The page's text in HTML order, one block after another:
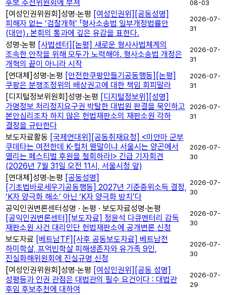
후보 추천위원회에 부쳐
08-03
[여성인권위원회]성명·논평 [여성인권위][공동성명]
피해자 없는 ‘검찰개혁’ 「형사소송법 일부개정법률안
(대안)」 본회의 통과에 깊은 유감을 표한다.
2026-07-
31
성명·논평 [사법센터][논평] 새로운 형사사법체계의
조속한 안착을 위해 모두가 노력해야. 형사소송법 개정은
개혁의 끝이 아니라 시작
2026-07-
31
[연대체]성명·논평 [안전한쿠팡만들기공동행동][논평]
쿠팡은 분쟁조정위의 배상권고에 대한 책임 회피말라
2026-07-
31
[디지털정보위원회]성명·논평 [디지털정보위][성명]
가명정보 처리정지요구권 박탈한 대법원 판결을 묵인하고
본안심리조차 하지 않은 헌법재판소의 재판소원 각하
결정을 규탄한다
2026-07-
31
보도자료활동 [국제연대위][공동취재요청] <미얀마 군부
쿠데타는 여전한데 K-컬처 웬말이냐 서울시는 양곤에서
열리는 페스티벌 후원을 철회하라!> 긴급 기자회견
(2026년 7월 31일 오전 11시, 서울시청 앞)
2026-07-
30
[연대체]성명·논평 [공동성명]
[기초법바로세우기공동행동] 2027년 기준중위소득 결정,
‘K자 양극화 해소’ 아닌 ‘K자 양극화 방치’다
2026-07-
30
공익인권변론센터성명 · 논평 · 보도자료성명·논평
[공익인권변론센터][보도자료] 정윤석 다큐멘터리 감독
재판소원 사건 대리인단 헌법재판소에 공개변론 신청
2026-07-
30
보도자료 [베트남TF][사후 공동보도자료] 베트남전
하미학살, 프억빈학살 피해생존자와 유가족 9인,
진실화해위원회에 진실규명 신청
2026-07-
30
[여성인권위원회]성명·논평 [여성인권위][공동 성명]
성평등과 인권 관점은 대법관의 필수 요건이다 : 대법관
후임 후보추천에 대하여
2026-07-
29